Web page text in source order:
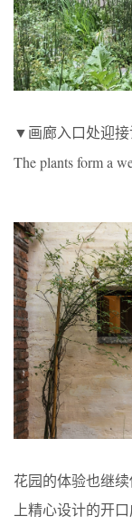
▼画廊入口处迎
The plants form a
花园的体验也继
上精心设计的开